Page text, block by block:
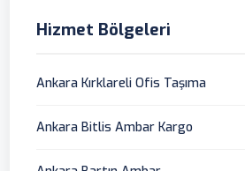
Hizmet Bölgeleri
Ankara Kırklareli Ofis Taşıma
Ankara Bitlis Ambar Kargo